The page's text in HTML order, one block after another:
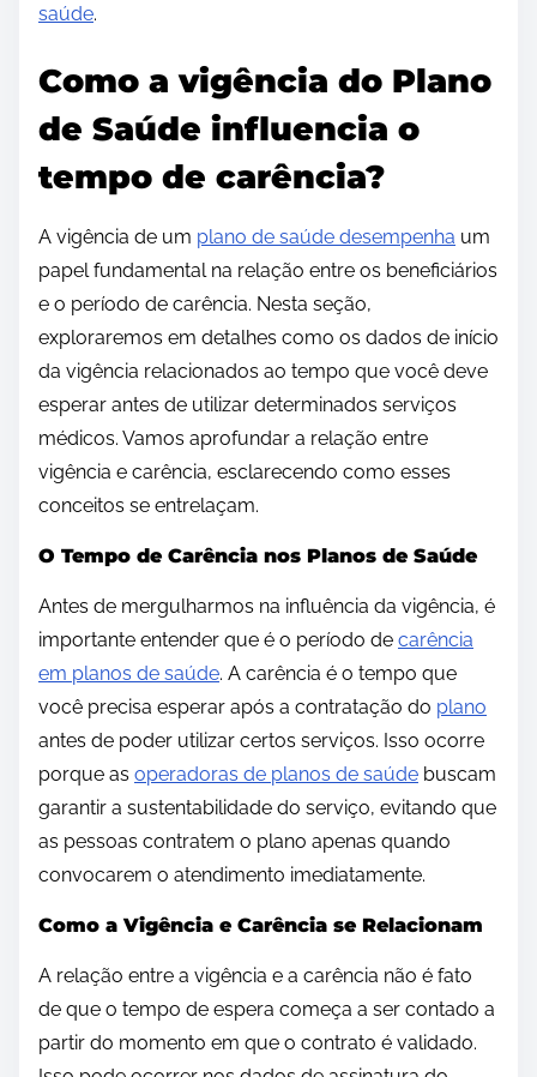
saúde.
Como a vigência do Plano
de Saúde influencia o
tempo de carência?
A vigência de um plano de saúde desempenha um
papel fundamental na relação entre os beneficiários
e o período de carência. Nesta seção,
exploraremos em detalhes como os dados de início
da vigência relacionados ao tempo que você deve
esperar antes de utilizar determinados serviços
médicos. Vamos aprofundar a relação entre
vigência e carência, esclarecendo como esses
conceitos se entrelaçam.
O Tempo de Carência nos Planos de Saúde
Antes de mergulharmos na influência da vigência, é
importante entender que é o período de carência
em planos de saúde. A carência é o tempo que
você precisa esperar após a contratação do plano
antes de poder utilizar certos serviços. Isso ocorre
porque as operadoras de planos de saúde buscam
garantir a sustentabilidade do serviço, evitando que
as pessoas contratem o plano apenas quando
convocarem o atendimento imediatamente.
Como a Vigência e Carência se Relacionam
A relação entre a vigência e a carência não é fato
de que o tempo de espera começa a ser contado a
partir do momento em que o contrato é validado.